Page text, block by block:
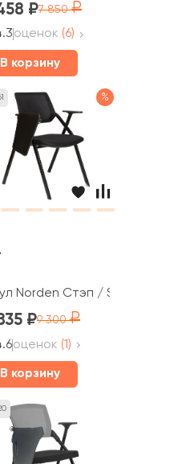
7 850
оценок (6)
В корзину
%
Norden Стэп / Step M
9 300
оценок (1)
В корзину